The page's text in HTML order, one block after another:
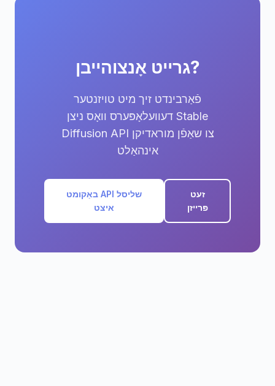
גרייט אָנצוהייבן?
פֿאַרבינדט זיך מיט טויזנטער
דעוועלאָפּערס וואָס ניצן Stable
Diffusion API צו שאַפֿן מוראדיקן
אינהאַלט
באַקומט API שליסל
איצט
זעט
פּרייזן